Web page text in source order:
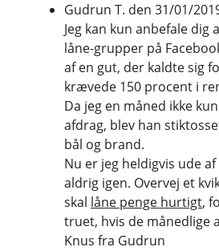
Gudrun T. den 31/01/
Jeg kan kun anbefale dig
låne-grupper på
af en gut, der kaldte sig
krævede 150 procent i
Da jeg en måned ikke
afdrag, blev han
bål og brand.
Nu er jeg heldigvis ude
aldrig igen. Overvej et
skal låne penge hurtigt,
truet, hvis de månedlige
Knus fra Gudrun